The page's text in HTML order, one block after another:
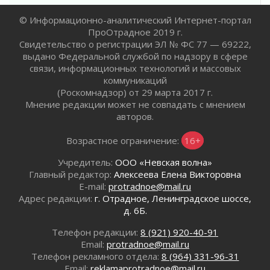
граждан Ленинградской области
02 августа 2026
Готовность №1
02 августа 2026
Километровые столбы «Дороги жизни»
отправили на реставрацию
02 августа 2026
Ленобласть внедрила передовую подготовку
В Ивангороде появилась «Избушка-
воробушка»
02 августа 2026
Юхла, мука, кантеле и Водяной
01 августа 2026
Лето катится с горки
01 августа 2026
В Ленобласти открылась экспозиция к 150-
летию Билибина
© Информационно-аналитический Интернет-портал
ПроОтрадное 2019 г.
Свидетельство о регистрации ЭЛ № ФС 77 — 69222,
выдано Федеральной службой по надзору в сфере
связи, информационных технологий и массовых
коммуникаций
(Роскомнадзор) от 29 марта 2017 г.
Мнение редакции может не совпадать с мнением
авторов.
Возрастное ограничение: 16+
Учредитель: ООО «Невская волна»
Главный редактор: Алексеева Елена Викторовна
E-mail: protradnoe@mail.ru
Адрес редакции: г. Отрадное, Ленинградское шоссе,
д. 6Б.
Телефон редакции: 8 (921) 920-40-91
Email: protradnoe@mail.ru
Телефон рекламного отдела: 8 (964) 331-96-31